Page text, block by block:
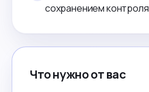
сохранением контроля
Что нужно от вас